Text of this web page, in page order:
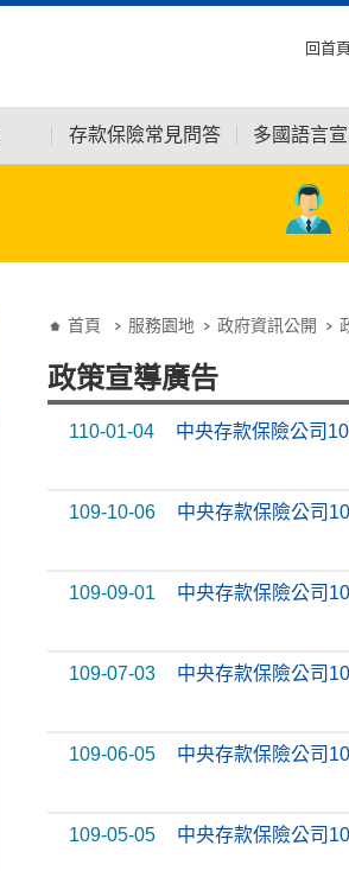
回首頁
存款保險常見問答 多國語言
首頁 服務園地 政府資訊公開
政策宣導廣告
110-01-04 中央存款保險公司
109-10-06 中央存款保險公司
109-09-01 中央存款保險公司
109-07-03 中央存款保險公司
109-06-05 中央存款保險公司
109-05-05 中央存款保險公司